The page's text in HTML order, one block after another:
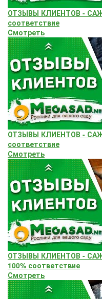
ОТЗЫВЫ КЛИЕНТОВ -
соответствие
Смотреть
ОТЗЫВЫ КЛИЕНТОВ -
соответствие
Смотреть
ОТЗЫВЫ КЛИЕНТОВ -
100% соответствие
Смотреть